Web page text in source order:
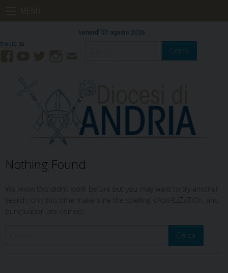
venerdì 07 agosto 2026
Mail
Cerca
Nothing Found
We know this didn’t work before but you may want to try another
search, only this time make sure the spelling, cApitALiZaTiOn, and
punctuation are correct.
Cerca